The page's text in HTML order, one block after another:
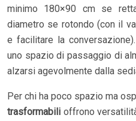
minimo 180×90 cm se
diametro se rotondo (con il
e facilitare la
uno spazio di passaggio di
alzarsi agevolmente dalla
Per chi ha poco spazio ma
trasformabili offrono